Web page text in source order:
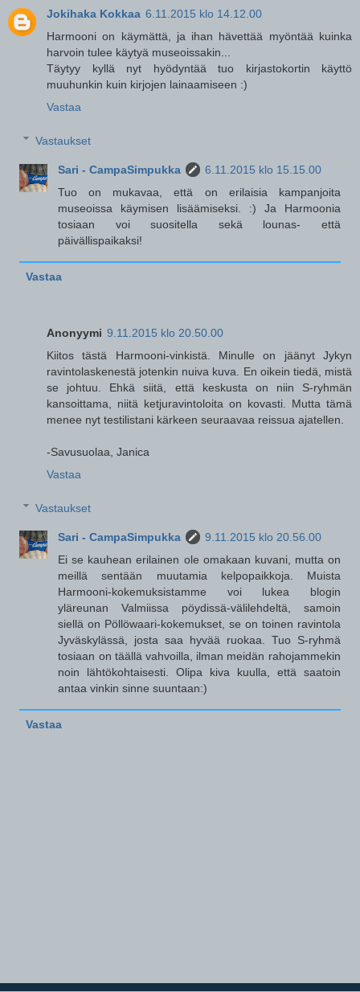
Jokihaka Kokkaa 6.11.2015 klo 14.12.00
Harmooni on käymättä, ja ihan hävettää myöntää kuinka
harvoin tulee käytyä museoissakin...
Täytyy kyllä nyt hyödyntää tuo kirjastokortin käyttö
muuhunkin kuin kirjojen lainaamiseen :)
Vastaa
Vastaukset
Sari - CampaSimpukka
6.11.2015 klo 15.15.00
Tuo on mukavaa, että on erilaisia kampanjoita
museoissa käymisen lisäämiseksi. :) Ja Harmoonia
tosiaan voi suositella sekä lounas- että
päivällispaikaksi!
Vastaa
Anonyymi 9.11.2015 klo 20.50.00
Kiitos tästä Harmooni-vinkistä. Minulle on jäänyt Jykyn
ravintolaskenestä jotenkin nuiva kuva. En oikein tiedä, mistä
se johtuu. Ehkä siitä, että keskusta on niin S-ryhmän
kansoittama, niitä ketjuravintoloita on kovasti. Mutta tämä
menee nyt testilistani kärkeen seuraavaa reissua ajatellen.
-Savusuolaa, Janica
Vastaa
Vastaukset
Sari - CampaSimpukka
9.11.2015 klo 20.56.00
Ei se kauhean erilainen ole omakaan kuvani, mutta on
meillä sentään muutamia kelpopaikkoja. Muista
Harmooni-kokemuksistamme voi lukea blogin
yläreunan Valmiissa pöydissä-välilehdeltä, samoin
siellä on Pöllöwaari-kokemukset, se on toinen ravintola
Jyväskylässä, josta saa hyvää ruokaa. Tuo S-ryhmä
tosiaan on täällä vahvoilla, ilman meidän rahojammekin
noin lähtökohtaisesti. Olipa kiva kuulla, että saatoin
antaa vinkin sinne suuntaan:)
Vastaa